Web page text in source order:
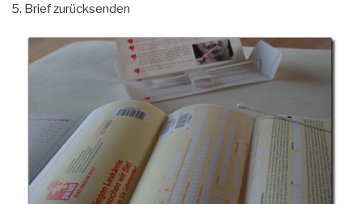
Brief zurücksenden